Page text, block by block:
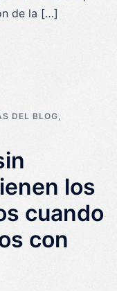
de la […]
DEL BLOG
los
cuando
con